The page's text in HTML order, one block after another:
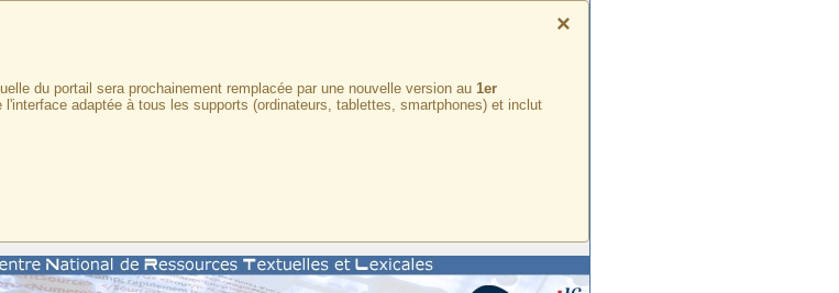
×
du portail sera prochainement remplacée par une nouvelle version au 1er
adaptée à tous les supports (ordinateurs, tablettes, smartphones) et inclut